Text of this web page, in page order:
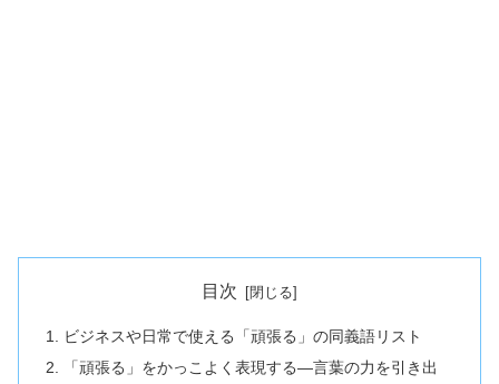
目次
ビジネスや日常で使える「頑張る」の同義語リスト
「頑張る」をかっこよく表現する—言葉の力を引き出